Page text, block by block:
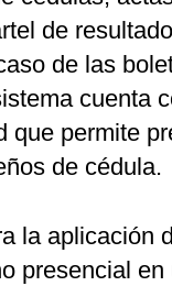
de
de las
cuenta
que permite
de cédula.
la aplicación
presencial en